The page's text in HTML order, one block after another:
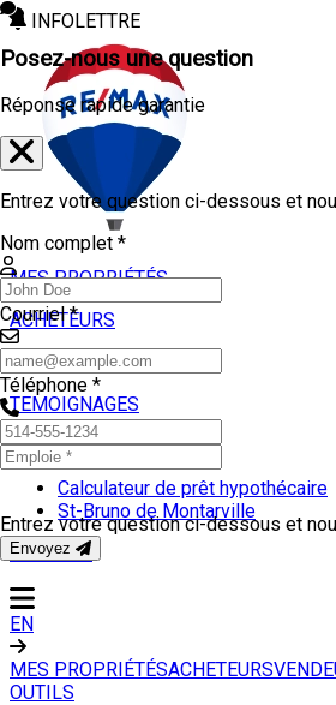
INFOLETTRE
MES PROPRIÉTÉS
ACHETEURS
VENDEURS
TEMOIGNAGES
OUTILS
Calculateur de prêt hypothécaire
St-Bruno de Montarville
CONTACT
EN
MES PROPRIÉTÉSACHETEURS
OUTILS
Posez-nous une question
Réponse rapide garantie
Entrez votre question ci-dessous et
Nom complet *
Courriel *
Téléphone *
Entrez votre question ci-dessous et
Envoyez